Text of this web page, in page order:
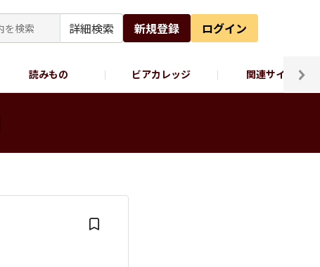
詳細検索 新規登録 ログイン
読みもの ビアカレッジ 関連サイト